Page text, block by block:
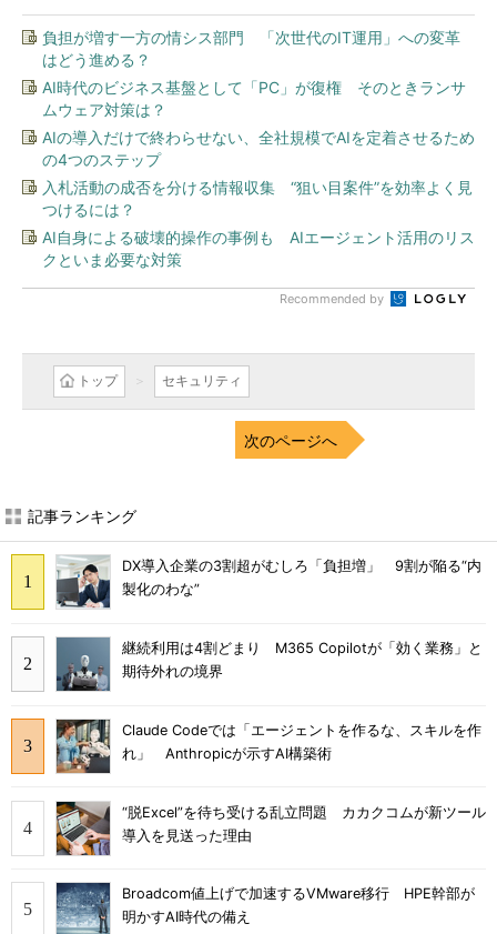
負担が増す一方の情シス部門 「次世代のIT運用」への変革
はどう進める？
AI時代のビジネス基盤として「PC」が復権 そのときランサ
ムウェア対策は？
AIの導入だけで終わらせない、全社規模でAIを定着させるため
の4つのステップ
入札活動の成否を分ける情報収集 “狙い目案件”を効率よく見
つけるには？
AI自身による破壊的操作の事例も AIエージェント活用のリス
クといま必要な対策
Recommended by
トップ セキュリティ
次のページへ
記事ランキング
DX導入企業の3割超がむしろ「負担増」 9割が陥る“内
製化のわな”
継続利用は4割どまり M365 Copilotが「効く業務」と
期待外れの境界
Claude Codeでは「エージェントを作るな、スキルを作
れ」 Anthropicが示すAI構築術
“脱Excel”を待ち受ける乱立問題 カカクコムが新ツール
導入を見送った理由
Broadcom値上げで加速するVMware移行 HPE幹部が
明かすAI時代の備え